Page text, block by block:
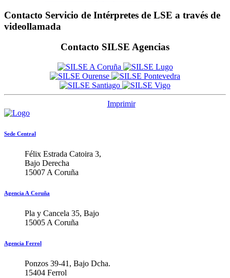
Contacto Servicio de Intérpretes de LSE a través de
videollamada
Contacto SILSE Agencias
Imprimir
Sede Central
Félix Estrada Catoira 3,
Bajo Derecha
15007 A Coruña
Agencia A Coruña
Pla y Cancela 35, Bajo
15005 A Coruña
Agencia Ferrol
Ponzos 39-41, Bajo Dcha.
15404 Ferrol